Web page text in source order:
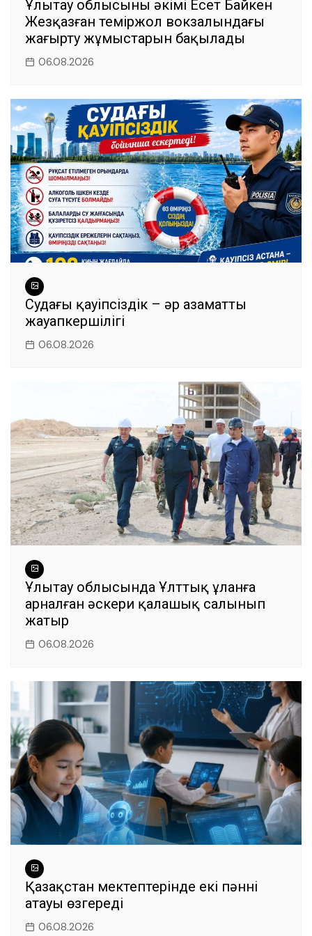
Ұлытау облысының әкімі Есет Байкен
Жезқазған теміржол вокзалындағы
жаңғырту жұмыстарын бақылады
06.08.2026
Судағы қауіпсіздік – әр азаматтың
жауапкершілігі
06.08.2026
Ұлытау облысында Ұлттық ұланға
арналған әскери қалашық салынып
жатыр
06.08.2026
Қазақстан мектептерінде екі пәннің
атауы өзгереді
06.08.2026